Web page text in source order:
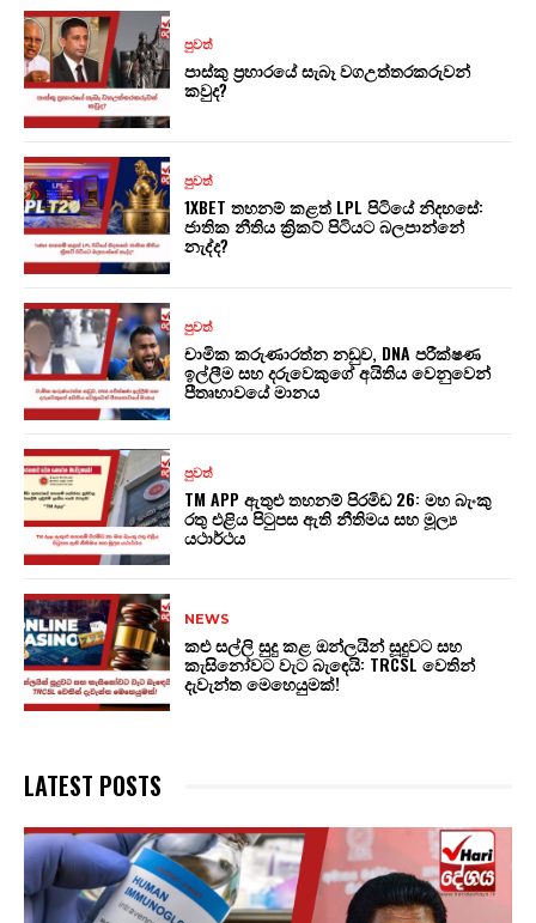
පුවත්
පාස්කු ප්‍රහාරයේ සැබෑ වගඋත්තරකරුවන්
කවුද?
පුවත්
1XBET තහනම් කළත් LPL පිටියේ නිදහසේ:
ජාතික නීතිය ක්‍රිකට් පිටියට බලපාන්නේ
නැද්ද?
පුවත්
චාමික කරුණාරත්න නඩුව, DNA පරීක්ෂණ
ඉල්ලීම සහ දරුවෙකුගේ අයිතිය වෙනුවෙන්
පීතෘභාවයේ මානය
පුවත්
TM APP ඇතුළු තහනම් පිරමිඩ 26: මහ බැංකු
රතු එළිය පිටුපස ඇති නීතිමය සහ මූල්‍ය
යථාර්ථය
NEWS
කළු සල්ලි සුදු කළ ඔන්ලයින් සූදුවට සහ
කැසිනෝවට වැට බැඳෙයි: TRCSL වෙතින්
දැවැන්ත මෙහෙයුමක්!
LATEST POSTS